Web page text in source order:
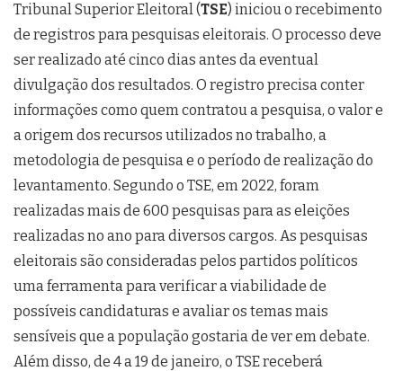
Tribunal Superior Eleitoral (TSE) iniciou o recebimento
de registros para pesquisas eleitorais. O processo deve
ser realizado até cinco dias antes da eventual
divulgação dos resultados. O registro precisa conter
informações como quem contratou a pesquisa, o valor e
a origem dos recursos utilizados no trabalho, a
metodologia de pesquisa e o período de realização do
levantamento. Segundo o TSE, em 2022, foram
realizadas mais de 600 pesquisas para as eleições
realizadas no ano para diversos cargos. As pesquisas
eleitorais são consideradas pelos partidos políticos
uma ferramenta para verificar a viabilidade de
possíveis candidaturas e avaliar os temas mais
sensíveis que a população gostaria de ver em debate.
Além disso, de 4 a 19 de janeiro, o TSE receberá